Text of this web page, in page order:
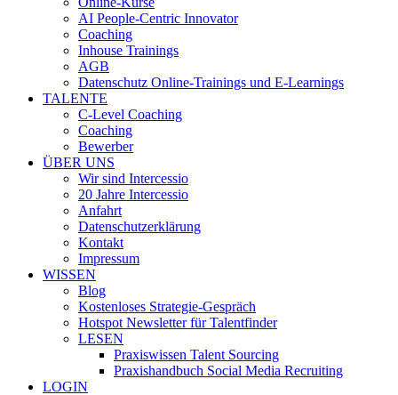
AI People-Centric Innovator
Coaching
Inhouse Trainings
AGB
Datenschutz Online-Trainings und E-Learnings
TALENTE
C-Level Coaching
Coaching
Bewerber
ÜBER UNS
Wir sind Intercessio
20 Jahre Intercessio
Anfahrt
Datenschutzerklärung
Kontakt
Impressum
WISSEN
Blog
Kostenloses Strategie-Gespräch
Hotspot Newsletter für Talentfinder
LESEN
Praxiswissen Talent Sourcing
Praxishandbuch Social Media Recruiting
LOGIN